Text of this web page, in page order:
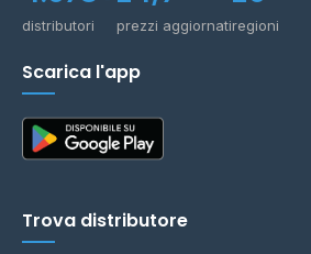
distributori prezzi aggiornatiregioni
Scarica l'app
Trova distributore